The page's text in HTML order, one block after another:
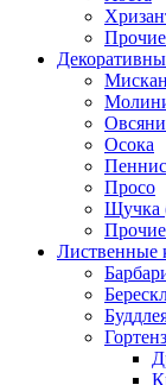
Осока
Просо
Щучка
Лиственные